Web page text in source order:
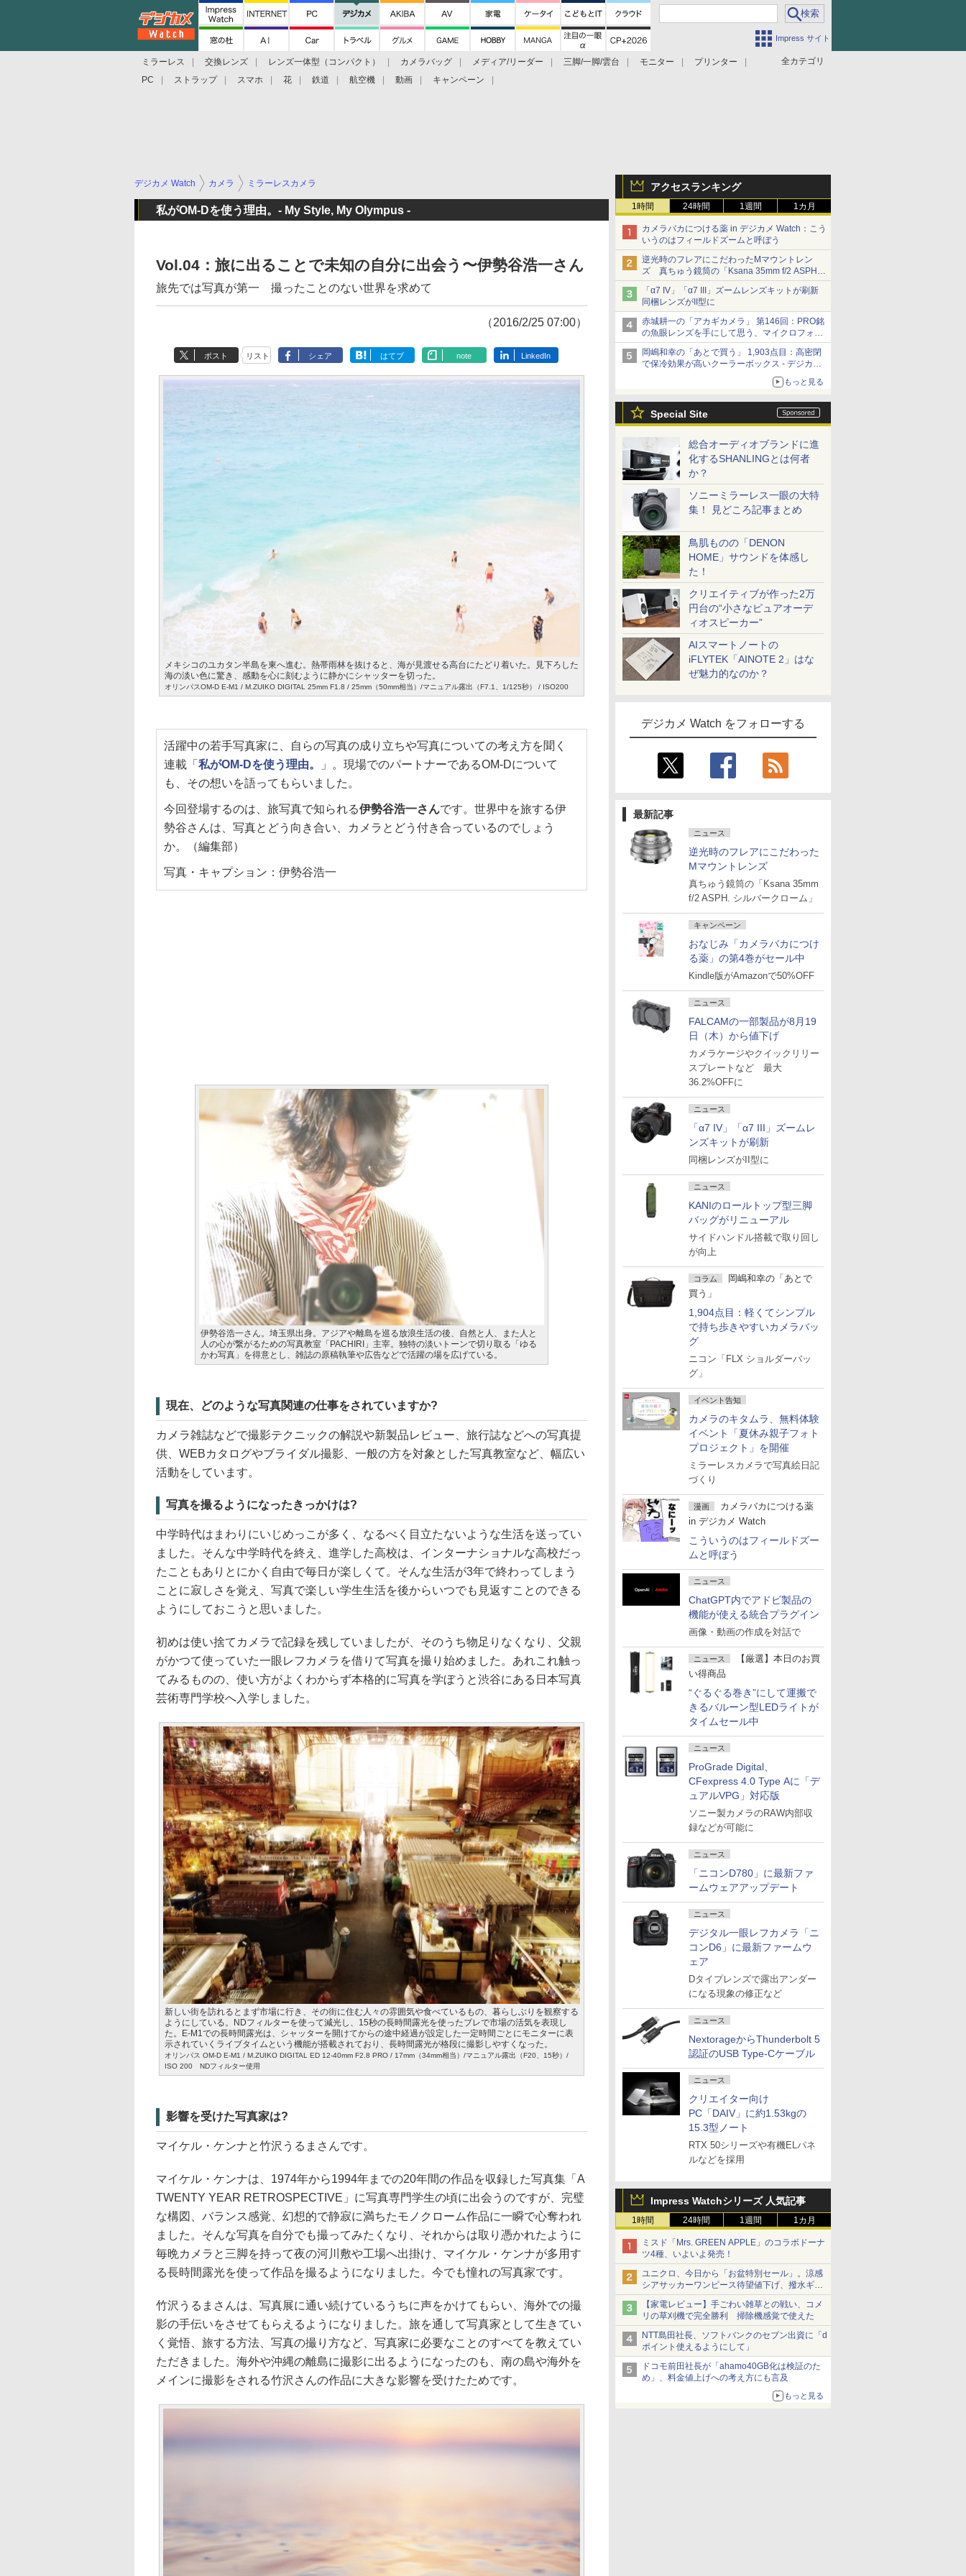
Impress サイト
全カテゴリ
ミラーレス 交換レンズ レンズ一体型（コンパクト） カメラバッグ メディア/リーダー 三脚/一脚/雲台 モニター
プリンター
PC
ストラップ スマホ 花 鉄道 航空機 動画 キャンペーン
アクセスランキング
1時間 24時間 1週間 1カ月
カメラバカにつける薬 in デジカメ Watch：こう
いうのはフィールドズームと呼ぼう
逆光時のフレアにこだわったMマウントレン
ズ 真ちゅう鏡筒の「Ksana 35mm f/2 ASPH.
シルバークローム」
「α7 IV」「α7 III」ズームレンズキットが刷新
同梱レンズがII型に
赤城耕一の「アカギカメラ」 第146回：PRO銘
の魚眼レンズを手にして思う、マイクロフォー
サーズへの期待と可能性
岡嶋和幸の「あとで買う」 1,903点目：高密閉
で保冷効果が高いクーラーボックス - デジカメ
もっと見る
Special Site
総合オーディオブランドに進
化するSHANLINGとは何者
か？
ソニーミラーレス一眼の大特
集！ 見どころ記事まとめ
鳥肌ものの「DENON
HOME」サウンドを体感し
た！
クリエイティブが作った2万
円台の“小さなピュアオーデ
ィオスピーカー”
AIスマートノートの
iFLYTEK「AINOTE 2」はな
ぜ魅力的なのか？
デジカメ Watch をフォローする
最新記事
ニュース
逆光時のフレアにこだわった
Mマウントレンズ
真ちゅう鏡筒の「Ksana 35mm
f/2 ASPH. シルバークローム」
キャンペーン
おなじみ「カメラバカにつけ
る薬」の第4巻がセール中
Kindle版がAmazonで50%OFF
ニュース
FALCAMの一部製品が8月19
日（木）から値下げ
カメラケージやクイックリリー
スプレートなど 最大
36.2%OFFに
ニュース
「α7 IV」「α7 III」ズームレ
ンズキットが刷新
同梱レンズがII型に
ニュース
KANIのロールトップ型三脚
バッグがリニューアル
サイドハンドル搭載で取り回し
が向上
コラム
岡嶋和幸の「あとで
買う」
1,904点目：軽くてシンプル
で持ち歩きやすいカメラバッ
グ
ニコン「FLX ショルダーバッ
グ」
イベント告知
カメラのキタムラ、無料体験
イベント「夏休み親子フォト
プロジェクト」を開催
ミラーレスカメラで写真絵日記
づくり
漫画
カメラバカにつける薬
in デジカメ Watch
こういうのはフィールドズー
ムと呼ぼう
ニュース
ChatGPT内でアドビ製品の
機能が使える統合プラグイン
画像・動画の作成を対話で
ニュース
【厳選】本日のお買
い得商品
“ぐるぐる巻き”にして運搬で
きるバルーン型LEDライトが
タイムセール中
ニュース
ProGrade Digital、
CFexpress 4.0 Type Aに「デ
ュアルVPG」対応版
ソニー製カメラのRAW内部収
録などが可能に
ニュース
「ニコンD780」に最新ファ
ームウェアアップデート
ニュース
デジタル一眼レフカメラ「ニ
コンD6」に最新ファームウ
ェア
Dタイプレンズで露出アンダー
になる現象の修正など
ニュース
NextorageからThunderbolt 5
認証のUSB Type-Cケーブル
ニュース
クリエイター向け
PC「DAIV」に約1.53kgの
15.3型ノート
RTX 50シリーズや有機ELパネ
ルなどを採用
Impress Watchシリーズ 人気記事
1時間 24時間 1週間 1カ月
ミスド「Mrs. GREEN APPLE」のコラボドーナ
ツ4種、いよいよ発売！
ユニクロ、今日から「お盆特別セール」。涼感
シアサッカーワンピース待望値下げ、撥水ギア
ショーツは1990円に
【家電レビュー】手ごわい雑草との戦い、コメ
リの草刈機で完全勝利 掃除機感覚で使えた
NTT島田社長、ソフトバンクのセブン出資に「d
ポイント使えるようにして」
ドコモ前田社長が「ahamo40GB化は検証のた
め」、料金値上げへの考え方にも言及
もっと見る
デジカメ Watch カメラ ミラーレスカメラ
私がOM-Dを使う理由。- My Style, My Olympus -
Vol.04：旅に出ることで未知の自分に出会う〜伊勢谷浩一さん
旅先では写真が第一 撮ったことのない世界を求めて
（2016/2/25 07:00）
ポスト リスト シェア はてブ note LinkedIn
メキシコのユカタン半島を東へ進む。熱帯雨林を抜けると、海が見渡せる高台にたどり着いた。見下ろした
海の淡い色に驚き、感動を心に刻むように静かにシャッターを切った。
オリンパスOM-D E-M1 / M.ZUIKO DIGITAL 25mm F1.8 / 25mm（50mm相当）/マニュアル露出（F7.1、1/125秒） / ISO200
活躍中の若手写真家に、自らの写真の成り立ちや写真についての考え方を聞く
連載「 私がOM-Dを使う理由。
」。現場でのパートナーであるOM-Dについて
も、その想いを語ってもらいました。
今回登場するのは、旅写真で知られる伊勢谷浩一さんです。世界中を旅する伊
勢谷さんは、写真とどう向き合い、カメラとどう付き合っているのでしょう
か。（編集部）
写真・キャプション：伊勢谷浩一
伊勢谷浩一さん。埼玉県出身。アジアや離島を巡る放浪生活の後、自然と人、また人と
人の心が繋がるための写真教室「PACHIRI」主宰。独特の淡いトーンで切り取る「ゆる
かわ写真」を得意とし、雑誌の原稿執筆や広告などで活躍の場を広げている。
現在、どのような写真関連の仕事をされていますか?
カメラ雑誌などで撮影テクニックの解説や新製品レビュー、旅行誌などへの写真提
供、WEBカタログやブライダル撮影、一般の方を対象とした写真教室など、幅広い
活動をしています。
写真を撮るようになったきっかけは?
中学時代はまわりにいじめっこが多く、なるべく目立たないような生活を送ってい
ました。そんな中学時代を終え、進学した高校は、インターナショナルな高校だっ
たこともありとにかく自由で毎日が楽しくて。そんな生活が3年で終わってしまう
ことに寂しさを覚え、写真で楽しい学生生活を後からいつでも見返すことのできる
ようにしておこうと思いました。
初めは使い捨てカメラで記録を残していましたが、そのうち物足りなくなり、父親
がかつて使っていた一眼レフカメラを借りて写真を撮り始めました。あれこれ触っ
てみるものの、使い方がよくわからず本格的に写真を学ぼうと渋谷にある日本写真
芸術専門学校へ入学しました。
新しい街を訪れるとまず市場に行き、その街に住む人々の雰囲気や食べているもの、暮らしぶりを観察する
ようにしている。NDフィルターを使って減光し、15秒の長時間露光を使ったブレで市場の活気を表現し
た。E-M1での長時間露光は、シャッターを開けてからの途中経過が設定した一定時間ごとにモニターに表
示されていくライブタイムという機能が搭載されており、長時間露光が格段に撮影しやすくなった。
オリンパス OM-D E-M1 / M.ZUIKO DIGITAL ED 12-40mm F2.8 PRO / 17mm（34mm相当）/マニュアル露出（F20、15秒）/
ISO 200 NDフィルター使用
影響を受けた写真家は?
マイケル・ケンナと竹沢うるまさんです。
マイケル・ケンナは、1974年から1994年までの20年間の作品を収録した写真集「A
TWENTY YEAR RETROSPECTIVE」に写真専門学生の頃に出会うのですが、完璧
な構図、バランス感覚、幻想的で静寂に満ちたモノクローム作品に一瞬で心奪われ
ました。そんな写真を自分でも撮ってみたくなり、それからは取り憑かれたように
毎晩カメラと三脚を持って夜の河川敷や工場へ出掛け、マイケル・ケンナが多用す
る長時間露光を使って作品を撮るようになりました。今でも憧れの写真家です。
竹沢うるまさんは、写真展に通い続けているうちに声をかけてもらい、海外での撮
影の手伝いをさせてもらえるようになりました。旅を通して写真家として生きてい
く覚悟、旅する方法、写真の撮り方など、写真家に必要なことのすべてを教えてい
ただきました。海外や沖縄の離島に撮影に出るようになったのも、南の島や海外を
メインに撮影をされる竹沢さんの作品に大きな影響を受けたためです。